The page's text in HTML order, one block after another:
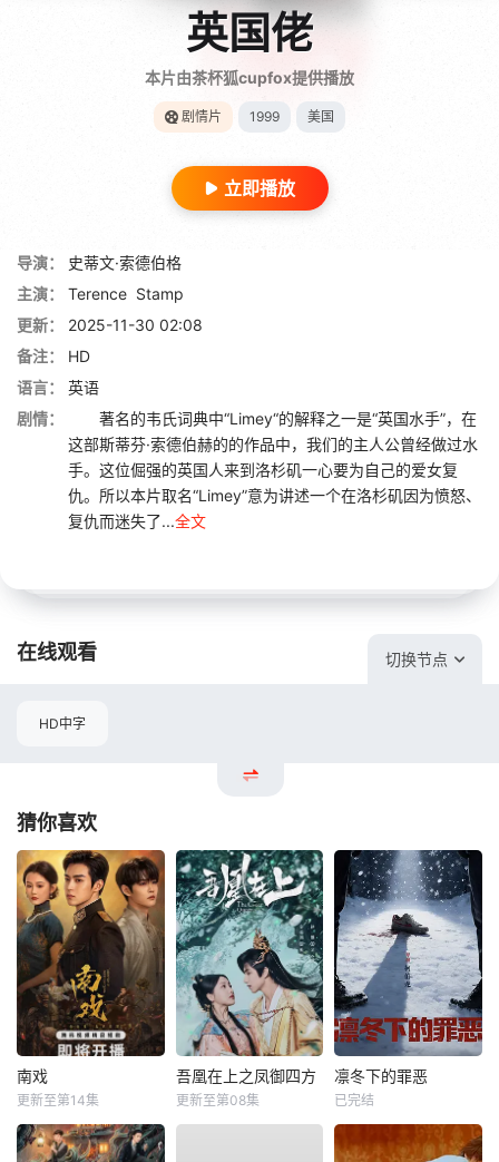
英国佬
本片由茶杯狐cupfox提供播放
剧情片 1999 美国
立即播放
导演：
史蒂文·索德伯格
主演：
Terence Stamp
更新：
2025-11-30 02:08
备注：
HD
语言：
英语
剧情：
著名的韦氏词典中“Limey“的解释之一是“英国水手”，在
这部斯蒂芬·索德伯赫的的作品中，我们的主人公曾经做过水
手。这位倔强的英国人来到洛杉矶一心要为自己的爱女复
仇。所以本片取名“Limey”意为讲述一个在洛杉矶因为愤怒、
复仇而迷失了...全文
在线观看 切换节点
HD中字
猜你喜欢
南戏
更新至第14集
吾凰在上之凤御四方
更新至第08集
凛冬下的罪恶
已完结